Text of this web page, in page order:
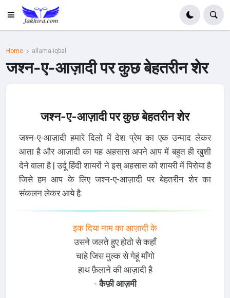
Home allama-iqbal
जश्न-ए-आज़ादी पर कुछ बेहतरीन शेर
जश्न-ए-आज़ादी पर कुछ बेहतरीन शेर
जश्न-ए-आज़ादी हमारे दिलो में देश प्रेम का एक उन्माद लेकर
आता है और आज़ादी का यह अहसास अपने आप में बहुत ही खुशी
देने वाला है | उर्दू हिंदी शायरों ने इस् अहसास को शायरी में पिरोया है
जिसे हम आप के लिए जश्न-ए-आज़ादी पर बेहतरीन शेर का
संकलन लेकर आये है:
इक दिया नाम का आज़ादी के
उसने जलते हुए होठो से कहाँ
चाहे जिस मुल्क से गेहूं माँगो
हाथ फ़ैलाने की आज़ादी है
-कैफ़ी आज़मी